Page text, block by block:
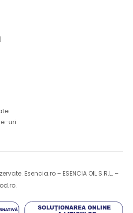
uri
Esencia.ro – ESENCIA OIL S.R.L. –
.